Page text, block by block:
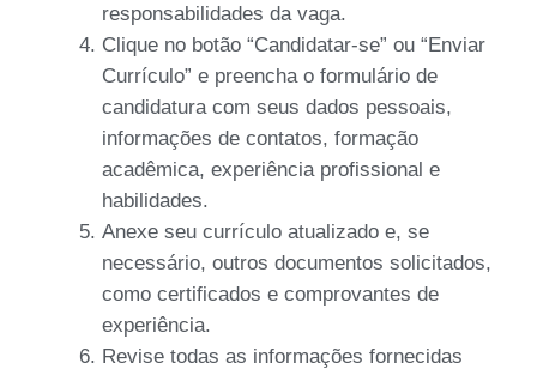
responsabilidades da vaga.
Clique no botão “Candidatar-se” ou “Enviar
Currículo” e preencha o formulário de
candidatura com seus dados pessoais,
informações de contatos, formação
acadêmica, experiência profissional e
habilidades.
Anexe seu currículo atualizado e, se
necessário, outros documentos solicitados,
como certificados e comprovantes de
experiência.
Revise todas as informações fornecidas